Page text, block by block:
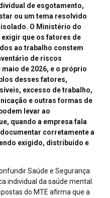
de esgotamento,
ou um tema resolvido
O Ministério do
exigir que os fatores de
ao trabalho constem
de riscos
de 2026, e o próprio
desses fatores,
excesso de trabalho,
e outras formas de
levar ao
quando a empresa fala
corretamente a
exigido, distribuído e
Saúde e Segurança
individual da saúde mental.
do MTE afirma que a